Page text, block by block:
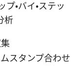
・バイ・ステッ
析
スタンプ合わせ